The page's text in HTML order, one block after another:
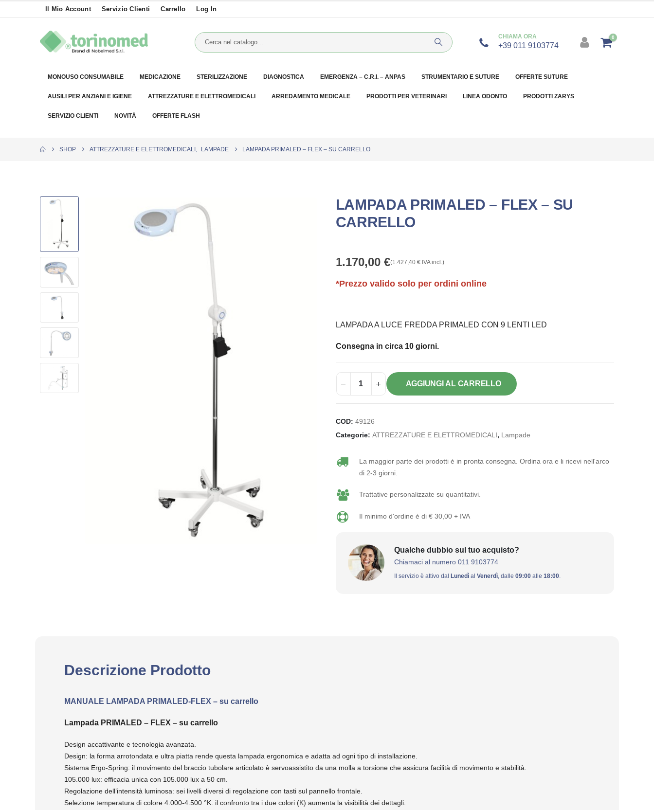
Il Mio Account Servizio Clienti Carrello Log In
CHIAMA ORA
+39 011 9103774
0
MONOUSO CONSUMABILE MEDICAZIONE STERILIZZAZIONE DIAGNOSTICA EMERGENZA – C.R.I. – ANPAS STRUMENTARIO E SUTURE OFFERTE SUTURE
AUSILI PER ANZIANI E IGIENE ATTREZZATURE E ELETTROMEDICALI ARREDAMENTO MEDICALE PRODOTTI PER VETERINARI LINEA ODONTO PRODOTTI ZARYS
SERVIZIO CLIENTI NOVITÀ OFFERTE FLASH
SHOP ATTREZZATURE E ELETTROMEDICALI LAMPADE LAMPADA PRIMALED – FLEX – SU CARRELLO
LAMPADA PRIMALED – FLEX – SU
CARRELLO
1.170,00 €(1.427,40 €IVA incl.)
*Prezzo valido solo per ordini online
LAMPADA A LUCE FREDDA PRIMALED CON 9 LENTI LED
Consegna in circa 10 giorni.
AGGIUNGI AL CARRELLO
COD: 49126
Categorie: ATTREZZATURE E ELETTROMEDICALI , Lampade
La maggior parte dei prodotti è in pronta consegna. Ordina ora e li ricevi nell'arco
di 2-3 giorni.
Trattative personalizzate su quantitativi.
Il minimo d'ordine è di € 30,00 + IVA
Qualche dubbio sul tuo acquisto?
Chiamaci al numero 011 9103774
Il servizio è attivo dal Lunedìal Venerdì, dalle 09:00alle 18:00.
Descrizione Prodotto
MANUALE LAMPADA PRIMALED-FLEX – su carrello
Lampada PRIMALED – FLEX – su carrello
Design accattivante e tecnologia avanzata.
Design: la forma arrotondata e ultra piatta rende questa lampada ergonomica e adatta ad ogni tipo di installazione.
Sistema Ergo-Spring: il movimento del braccio tubolare articolato è servoassistito da una molla a torsione che assicura facilità di movimento e stabilità.
105.000 lux: efficacia unica con 105.000 lux a 50 cm.
Regolazione dell’intensità luminosa: sei livelli diversi di regolazione con tasti sul pannello frontale.
Selezione temperatura di colore 4.000-4.500 °K: il confronto tra i due colori (K) aumenta la visibilità dei dettagli.